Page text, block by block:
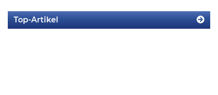
Top-Artikel